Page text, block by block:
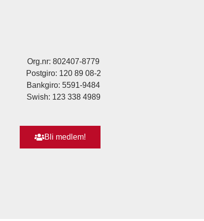
Org.nr: 802407-8779
Postgiro: 120 89 08-2
Bankgiro: 5591-9484
Swish: 123 338 4989
Bli medlem!